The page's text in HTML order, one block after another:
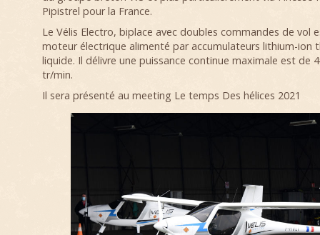
Pipistrel pour la France.
Le Vélis Electro, biplace avec doubles commandes de vol
moteur électrique alimenté par accumulateurs lithium-ion
liquide. Il délivre une puissance continue maximale est de
tr/min.
Il sera présenté au meeting Le temps Des hélices 2021